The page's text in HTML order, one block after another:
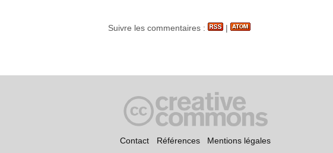
Suivre les commentaires : |
Contact Références Mentions légales